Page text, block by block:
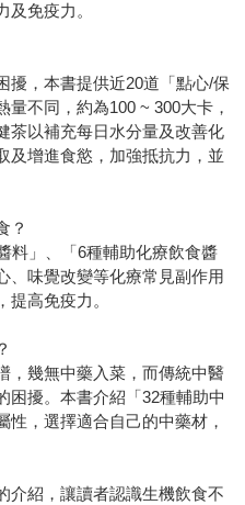
免疫力。
擾，本書提供近20道「點心/保
不同，約為100 ~ 300大卡，
茶以補充每日水分量及改善化
及增進食慾，加強抵抗力，並
？
料」、「6種輔助化療飲食醬
、味覺改變等化療常見副作用
高免疫力。
，幾無中藥入菜，而傳統中醫
困擾。本書介紹「32種輔助中
，選擇適合自己的中藥材，
介紹，讓讀者認識生機飲食不